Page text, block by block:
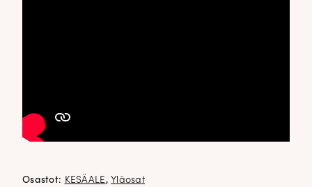
Osastot: KESÄALE, Yläosat